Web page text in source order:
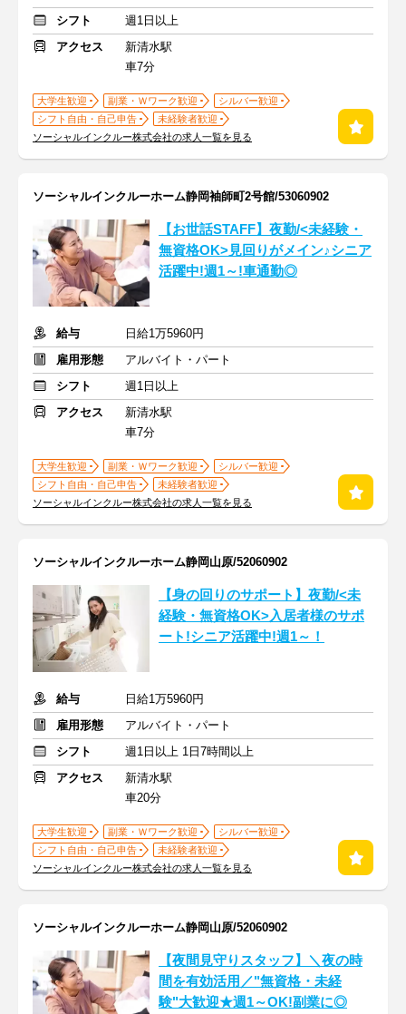
シフト
週1日以上
アクセス
新清水駅
車7分
大学生歓迎 副業・Ｗワーク歓迎
シルバー歓迎
シフト自由・自己申告
未経験者歓迎
ソーシャルインクルー株式会社の求人一覧を見る
ソーシャルインクルーホーム静岡袖師町2号館/53060902
【お世話STAFF】夜勤/<未経験・
無資格OK>見回りがメイン♪シニア
活躍中!週1～!車通勤◎
給与
日給1万5960円
雇用形態
アルバイト・パート
シフト
週1日以上
アクセス
新清水駅
車7分
大学生歓迎 副業・Ｗワーク歓迎
シルバー歓迎
シフト自由・自己申告
未経験者歓迎
ソーシャルインクルー株式会社の求人一覧を見る
ソーシャルインクルーホーム静岡山原/52060902
【身の回りのサポート】夜勤/<未
経験・無資格OK>入居者様のサポ
ート!シニア活躍中!週1～！
給与
日給1万5960円
雇用形態
アルバイト・パート
シフト
週1日以上 1日7時間以上
アクセス
新清水駅
車20分
大学生歓迎 副業・Ｗワーク歓迎
シルバー歓迎
シフト自由・自己申告
未経験者歓迎
ソーシャルインクルー株式会社の求人一覧を見る
ソーシャルインクルーホーム静岡山原/52060902
【夜間見守りスタッフ】＼夜の時
間を有効活用／"無資格・未経
験"大歓迎★週1～OK!副業に◎